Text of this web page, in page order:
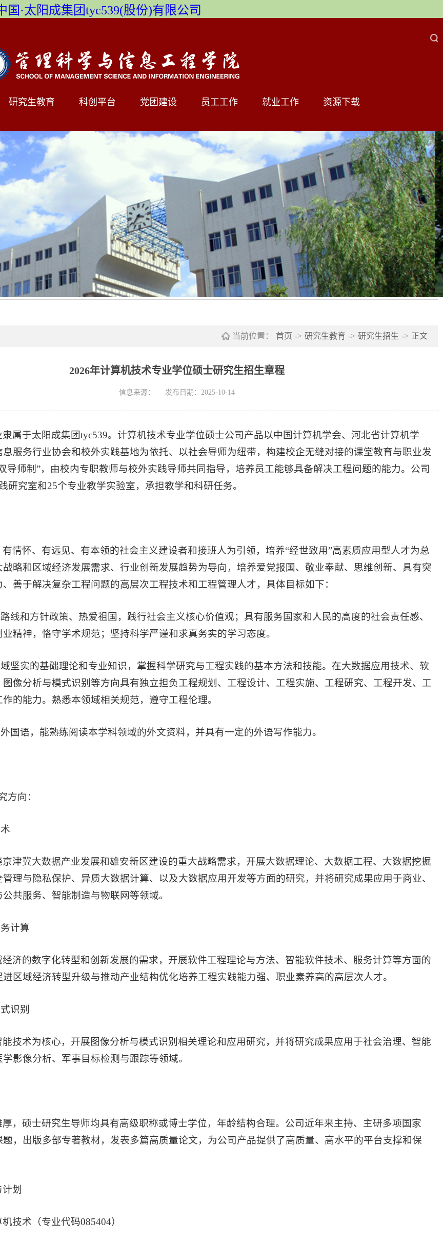
国·太阳成集团tyc539(股份)有限公司
研究生教育 科创平台 党团建设 员工工作 就业工作 资源下载
当前位置： 首页 -> 研究生教育 -> 研究生招生 -> 正文
2026年计算机技术专业学位硕士研究生招生章程
信息来源： 发布日期：2025-10-14
属于太阳成集团tyc539。计算机技术专业学位硕士公司产品以中国计算机学会、河北省计算机学
服务行业协会和校外实践基地为依托、以社会导师为纽带，构建校企无缝对接的课堂教育与职业发
导师制”，由校内专职教师与校外实践导师共同指导，培养员工能够具备解决工程问题的能力。公司
研究室和25个专业教学实验室，承担教学和科研任务。
情怀、有远见、有本领的社会主义建设者和接班人为引领，培养“经世致用”高素质应用型人才为总
略和区域经济发展需求、行业创新发展趋势为导向，培养爱党报国、敬业奉献、思维创新、具有突
善于解决复杂工程问题的高层次工程技术和工程管理人才，具体目标如下：
线和方针政策、热爱祖国，践行社会主义核心价值观；具有服务国家和人民的高度的社会责任感、
精神，恪守学术规范；坚持科学严谨和求真务实的学习态度。
坚实的基础理论和专业知识，掌握科学研究与工程实践的基本方法和技能。在大数据应用技术、软
像分析与模式识别等方向具有独立担负工程规划、工程设计、工程实施、工程研究、工程开发、工
的能力。熟悉本领域相关规范，遵守工程伦理。
国语，能熟练阅读本学科领域的外文资料，并具有一定的外语写作能力。
方向：
津冀大数据产业发展和雄安新区建设的重大战略需求，开展大数据理论、大数据工程、大数据挖掘
理与隐私保护、异质大数据计算、以及大数据应用开发等方面的研究，并将研究成果应用于商业、
共服务、智能制造与物联网等领域。
计算
济的数字化转型和创新发展的需求，开展软件工程理论与方法、智能软件技术、服务计算等方面的
区域经济转型升级与推动产业结构优化培养工程实践能力强、职业素养高的高层次人才。
识别
技术为核心，开展图像分析与模式识别相关理论和应用研究，并将研究成果应用于社会治理、智能
影像分析、军事目标检测与跟踪等领域。
，硕士研究生导师均具有高级职称或博士学位，年龄结构合理。公司近年来主持、主研多项国家
，出版多部专著教材，发表多篇高质量论文，为公司产品提供了高质量、高水平的平台支撑和保
划
技术（专业代码085404）